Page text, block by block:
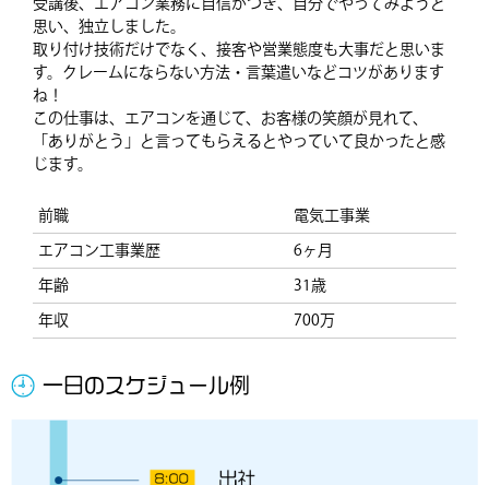
思い、独立しました。
取り付け技術だけでなく、接客や営業態度も大事だと思いま
す。クレームにならない方法・言葉遣いなどコツがあります
ね！
この仕事は、エアコンを通じて、お客様の笑顔が見れて、
「ありがとう」と言ってもらえるとやっていて良かったと感
じます。
前職 電気工事業
エアコン工事業歴 6ヶ月
年齢 31歳
年収 700万
一日のスケジュール例